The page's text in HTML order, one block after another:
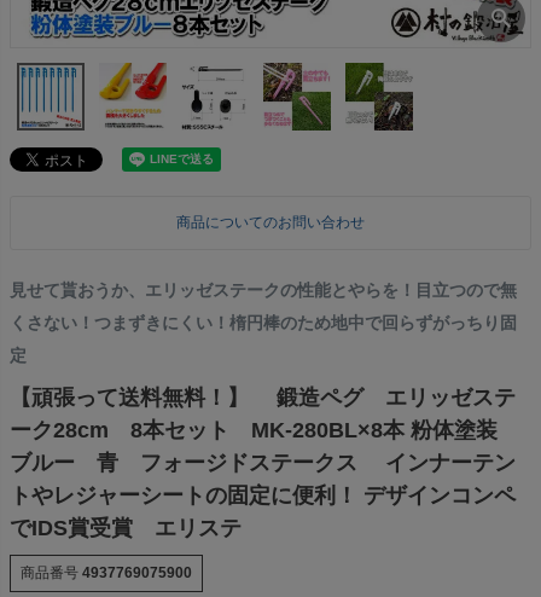
商品についてのお問い合わせ
見せて貰おうか、エリッゼステークの性能とやらを！目立つので無
くさない！つまずきにくい！楕円棒のため地中で回らずがっちり固
定
【頑張って送料無料！】 鍛造ペグ エリッゼステ
ーク28cm 8本セット MK-280BL×8本 粉体塗装
ブルー 青 フォージドステークス インナーテン
トやレジャーシートの固定に便利！ デザインコンペ
でIDS賞受賞 エリステ
商品番号 4937769075900